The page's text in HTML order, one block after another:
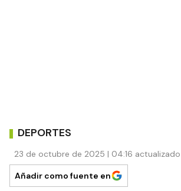
DEPORTES
23 de octubre de 2025 | 04:16
Añadir como fuente en